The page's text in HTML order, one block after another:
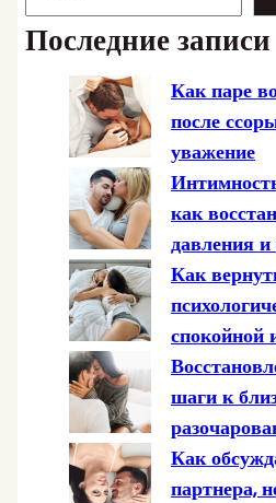
e
a
Последние записи
Как паре
после
уважение
как
давления
Как
спокойной
шаги к
Как
партнера,